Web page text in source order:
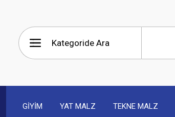
GİYİM YAT MALZ TEKNE MALZ